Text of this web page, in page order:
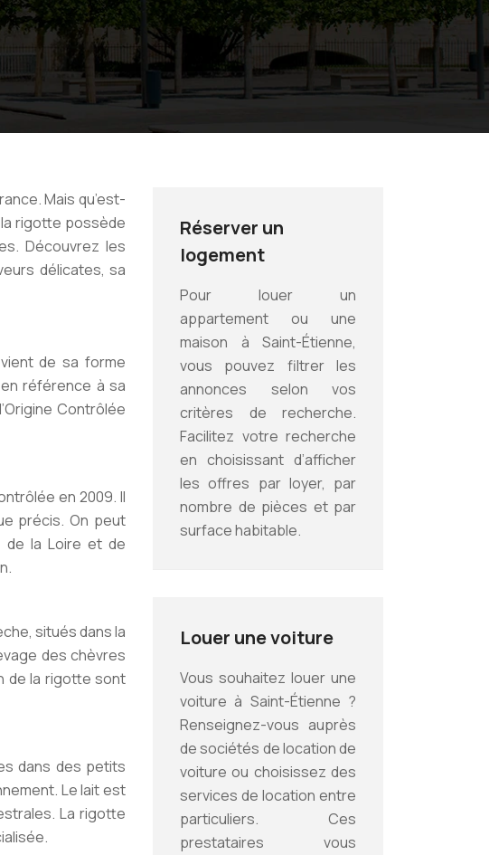
Mais qu’est-
rigotte possède
Découvrez les
délicates, sa
de sa forme
référence à sa
Contrôlée
en 2009. Il
précis. On peut
de la Loire et de
situés dans la
des chèvres
de la rigotte sont
dans des petits
Le lait est
La rigotte
Réserver un
logement
Pour louer un
appartement ou une
maison à Saint-Étienne,
vous pouvez filtrer les
annonces selon vos
critères de recherche.
Facilitez votre recherche
en choisissant d’afficher
les offres par loyer, par
nombre de pièces et par
surface habitable.
Louer une voiture
Vous souhaitez louer une
voiture à Saint-Étienne ?
Renseignez-vous auprès
de sociétés de location de
voiture ou choisissez des
services de location entre
particuliers. Ces
prestataires vous